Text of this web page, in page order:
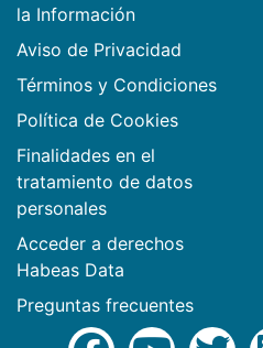
la Información
Aviso de Privacidad
Términos y Condiciones
Política de Cookies
Finalidades en el
tratamiento de datos
personales
Acceder a derechos
Habeas Data
Preguntas frecuentes